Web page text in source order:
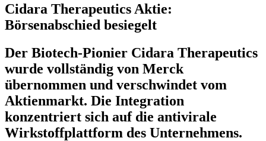
Cidara Therapeutics Aktie:
Börsenabschied besiegelt
Der Biotech-Pionier Cidara Therapeutics
wurde vollständig von Merck
übernommen und verschwindet vom
Aktienmarkt. Die Integration
konzentriert sich auf die antivirale
Wirkstoffplattform des Unternehmens.